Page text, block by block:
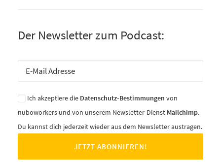
Der Newsletter zum Podcast:
Ich akzeptiere die Datenschutz-Bestimmungen von
nuboworkers und von unserem Newsletter-Dienst Mailchimp.
Du kannst dich jederzeit wieder aus dem Newsletter austragen.